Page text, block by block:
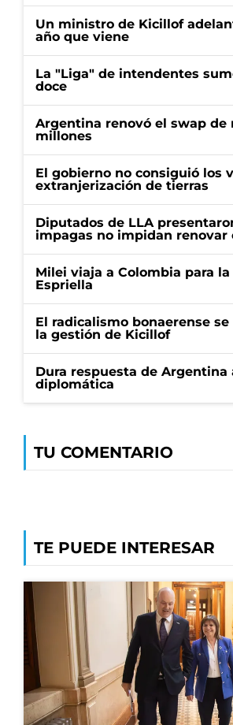
Un ministro de Kicillof
año que viene
La "Liga" de intendentes
doce
Argentina renovó el swap de
millones
El gobierno no consiguió los
extranjerización de tierras
Diputados de LLA
impagas no impidan renovar
Milei viaja a Colombia para
Espriella
El radicalismo bonaerense
la gestión de Kicillof
Dura respuesta de Argentina
diplomática
TU COMENTARIO
TE PUEDE INTERESAR